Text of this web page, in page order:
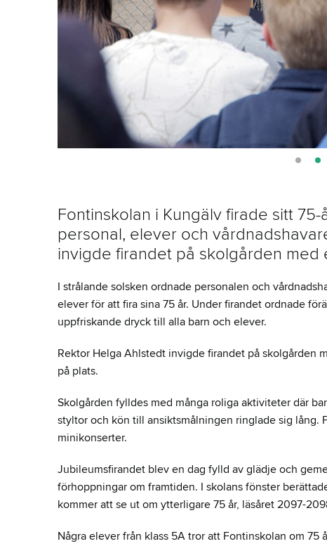
Fontinskolan i Kungälv firade sitt
personal, elever och
invigde firandet på skolgården med
I strålande solsken ordnade personalen och
elever för att fira sina 75 år. Under firandet ordnade
uppfriskande dryck till alla barn och elever.
Rektor Helga Ahlstedt invigde firandet på
på plats.
Skolgården fylldes med många roliga aktiviteter där
styltor och kön till ansiktsmålningen ringlade sig lång.
minikonserter.
Jubileumsfirandet blev en dag fylld av glädje och
förhoppningar om framtiden. I skolans fönster
kommer att se ut om ytterligare 75 år, läsåret 2097-
Några elever från klass 5A tror att Fontinskolan om 75